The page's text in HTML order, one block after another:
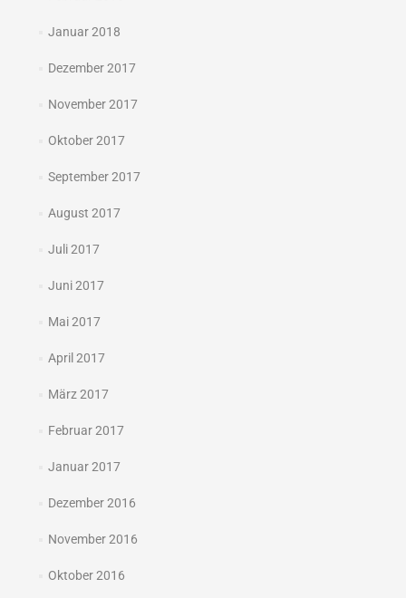
Januar 2018
Dezember 2017
November 2017
Oktober 2017
September 2017
August 2017
Juli 2017
Juni 2017
Mai 2017
April 2017
März 2017
Februar 2017
Januar 2017
Dezember 2016
November 2016
Oktober 2016